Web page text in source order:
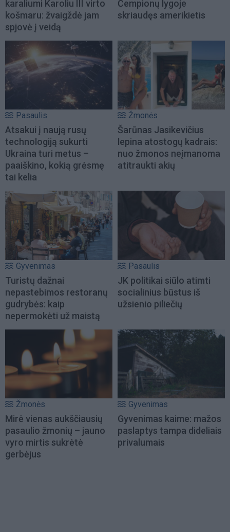
karaliumi Karoliu III virto
košmaru: žvaigždė jam
spjovė į veidą
Čempionų lygoje
skriaudęs amerikietis
Pasaulis
Atsakui į naują rusų
technologiją sukurti
Ukraina turi metus –
paaiškino, kokią grėsmę
tai kelia
Žmonės
Šarūnas Jasikevičius
lepina atostogų kadrais:
nuo žmonos neįmanoma
atitraukti akių
Gyvenimas
Turistų dažnai
nepastebimos restoranų
gudrybės: kaip
nepermokėti už maistą
Pasaulis
JK politikai siūlo atimti
socialinius būstus iš
užsienio piliečių
Žmonės
Mirė vienas aukščiausių
pasaulio žmonių – jauno
vyro mirtis sukrėtė
gerbėjus
Gyvenimas
Gyvenimas kaime: mažos
paslaptys tampa dideliais
privalumais